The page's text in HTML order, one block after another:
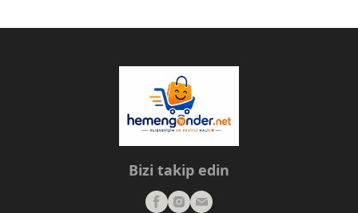
Bizi takip edin